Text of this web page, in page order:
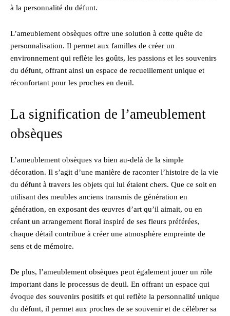
à la personnalité du défunt.
L’ameublement obsèques offre une solution à cette quête de
personnalisation. Il permet aux familles de créer un
environnement qui reflète les goûts, les passions et les souvenirs
du défunt, offrant ainsi un espace de recueillement unique et
réconfortant pour les proches en deuil.
La signification de l’ameublement
obsèques
L’ameublement obsèques va bien au-delà de la simple
décoration. Il s’agit d’une manière de raconter l’histoire de la vie
du défunt à travers les objets qui lui étaient chers. Que ce soit en
utilisant des meubles anciens transmis de génération en
génération, en exposant des œuvres d’art qu’il aimait, ou en
créant un arrangement floral inspiré de ses fleurs préférées,
chaque détail contribue à créer une atmosphère empreinte de
sens et de mémoire.
De plus, l’ameublement obsèques peut également jouer un rôle
important dans le processus de deuil. En offrant un espace qui
évoque des souvenirs positifs et qui reflète la personnalité unique
du défunt, il permet aux proches de se souvenir et de célébrer sa